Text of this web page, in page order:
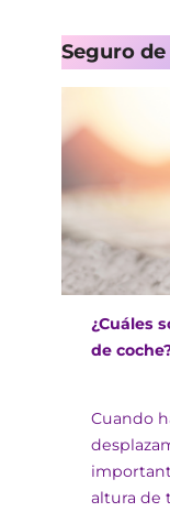
Seguro
¿Cuáles
de
Cuando
altura de